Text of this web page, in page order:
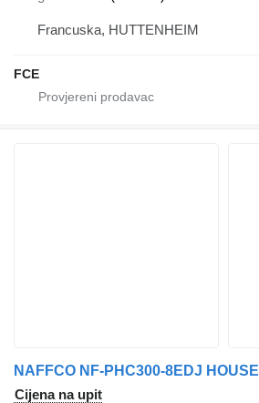
Francuska, HUTTENHEIM
FCE
NAFFCO NF-PHC300-8EDJ HOUSE
Cijena na upit